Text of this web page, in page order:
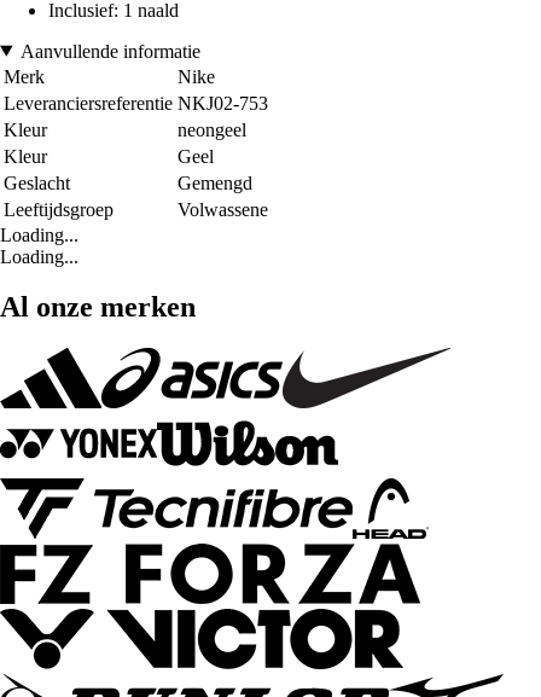
Inclusief: 1 naald
Aanvullende informatie
Merk
Nike
Leveranciersreferentie NKJ02-753
Kleur
neongeel
Kleur
Geel
Geslacht
Gemengd
Leeftijdsgroep
Volwassene
Loading...
Loading...
Al onze merken